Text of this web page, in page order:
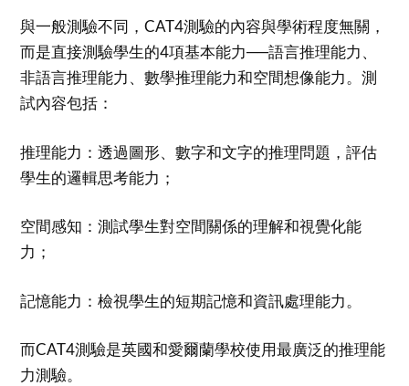
與一般測驗不同，CAT4測驗的內容與學術程度無關，
而是直接測驗學生的4項基本能力──語言推理能力、
非語言推理能力、數學推理能力和空間想像能力。測
試內容包括：
推理能力：透過圖形、數字和文字的推理問題，評估
學生的邏輯思考能力；
空間感知：測試學生對空間關係的理解和視覺化能
力；
記憶能力：檢視學生的短期記憶和資訊處理能力。
而CAT4測驗是英國和愛爾蘭學校使用最廣泛的推理能
力測驗。